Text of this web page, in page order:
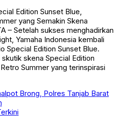
Edition Sunset Blue,
yang Semakin Skena
– Setelah sukses menghadirkan
Yamaha Indonesia kembali
Special Edition Sunset Blue.
skena Special Edition
Summer yang terinspirasi